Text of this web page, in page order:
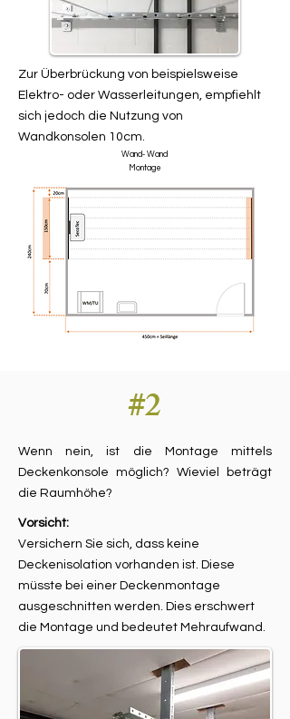
Zur Überbrückung von beispielsweise
Elektro- oder Wasserleitungen, empfiehlt
sich jedoch die Nutzung von
Wandkonsolen 10cm.
Wand- Wand
Montage
#2
Wenn nein, ist die Montage mittels
Deckenkonsole möglich? Wieviel beträgt
die Raumhöhe?
Vorsicht:
Versichern Sie sich, dass keine
Deckenisolation vorhanden ist. Diese
müsste bei einer Deckenmontage
ausgeschnitten werden. Dies erschwert
die Montage und bedeutet Mehraufwand.